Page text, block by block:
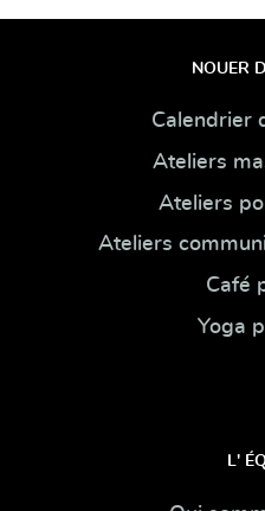
NOUER
Calendrier
Ateliers
Ateliers
Ateliers
Café
Yoga
L'